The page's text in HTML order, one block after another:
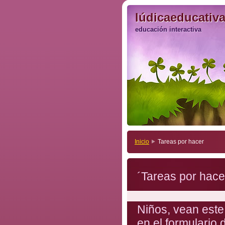
lúdicaeducativa
educación interactiva
educación interactiva
Inicio Tareas por hacer
´Tareas por
Niños, vean